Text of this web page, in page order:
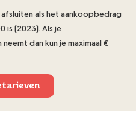
als het aankoopbedrag
is (2023). Als je
dan kun je maximaal €